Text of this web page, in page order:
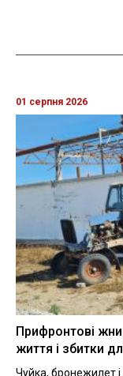
01 серпня 2026
Прифронтові
життя і збитки
Чуйка, бронежилет